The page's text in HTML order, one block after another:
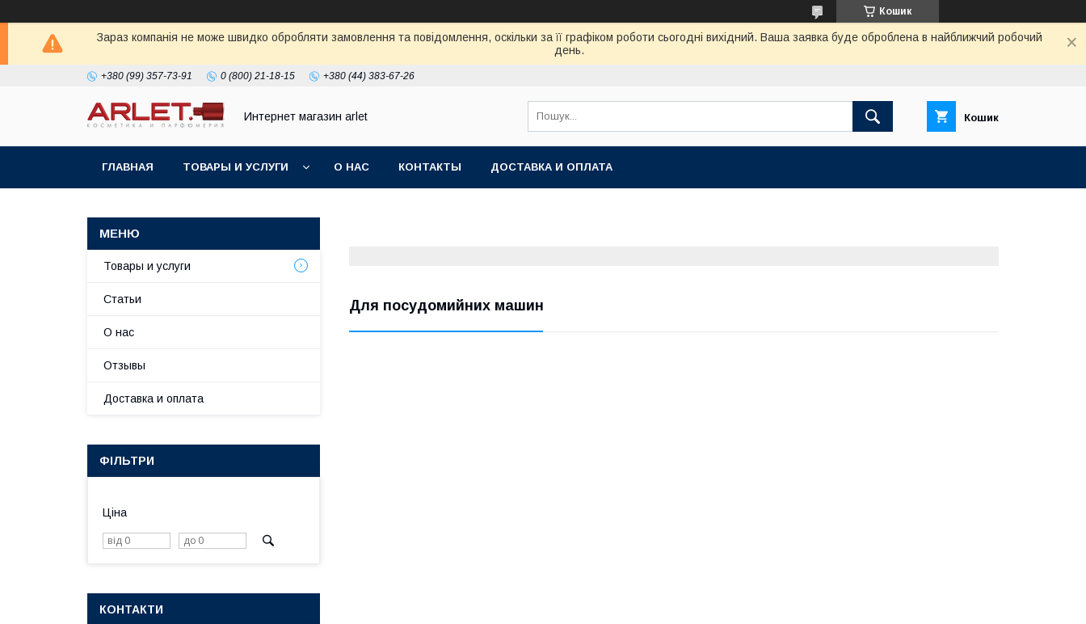
Кошик
Зараз компанія не може швидко обробляти замовлення та повідомлення, оскільки за її графіком роботи сьогодні вихідний. Ваша заявка буде оброблена в найближчий робочий
день.
+380 (99) 357-73-91 0 (800) 21-18-15 +380 (44) 383-67-26
Интернет магазин arlet Кошик
ГЛАВНАЯ ТОВАРЫ И УСЛУГИ О НАС КОНТАКТЫ ДОСТАВКА И ОПЛАТА
Для посудомийних машин
Товары и услуги
Статьи
О нас
Отзывы
Доставка и оплата
ФІЛЬТРИ
Ціна
КОНТАКТИ